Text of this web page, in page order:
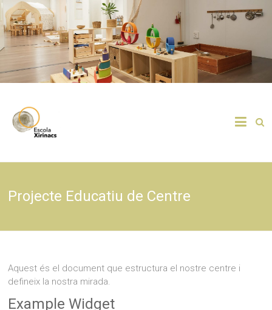
Projecte Educatiu de Centre
Aquest és el document que estructura el nostre centre i
defineix la nostra mirada.
Example Widget